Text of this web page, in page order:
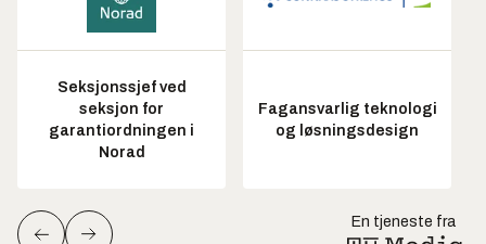
Seksjonssjef ved
seksjon for
garantiordningen i
Norad
Fagansvarlig teknologi
og løsningsdesign
En tjeneste fra